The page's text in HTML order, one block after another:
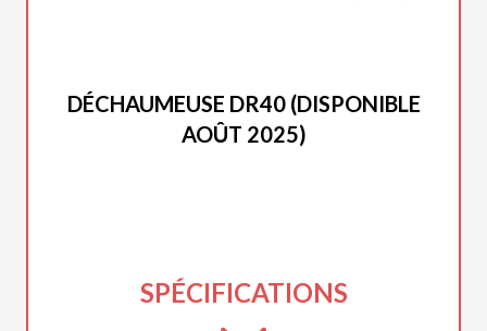
DÉCHAUMEUSE DR40 (DISPONIBLE
AOÛT 2025)
SPÉCIFICATIONS